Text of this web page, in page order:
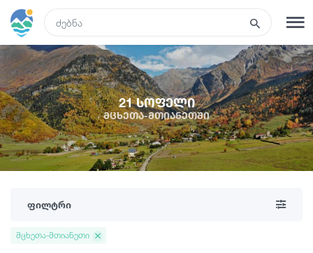
რეგისტრაცია შესვლა
ტურები
სასტუმროები
21 სოფელი
მცხეთა-მთიანეთში
ფილტრი
მცხეთა-მთიანეთი